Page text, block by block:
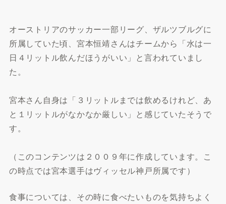
オーストリアのサッカー一部リーグ、ザルツブルグに
所属していた頃、宮本恒靖さんはチームから「水は一
日４リットル飲んだほうがいい」と言われていまし
た。
宮本さん自身は「３リットルまでは飲めるけれど、あ
と１リットルがなかなか厳しい」と感じていたそうで
す。
（このコンテンツは２００９年に作成しています。こ
の時点では宮本選手はヴィッセル神戸所属です）
食事については、その時に食べたいものを気持ちよく